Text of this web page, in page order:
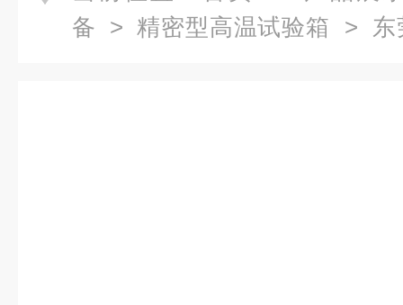
备 > 精密型高温试验箱 > 东